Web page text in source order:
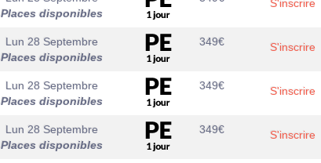
Places disponibles
S'inscrire
Lun 28 Septembre
Places disponibles
349€ S'inscrire
Lun 28 Septembre
Places disponibles
349€ S'inscrire
Lun 28 Septembre
Places disponibles
349€ S'inscrire